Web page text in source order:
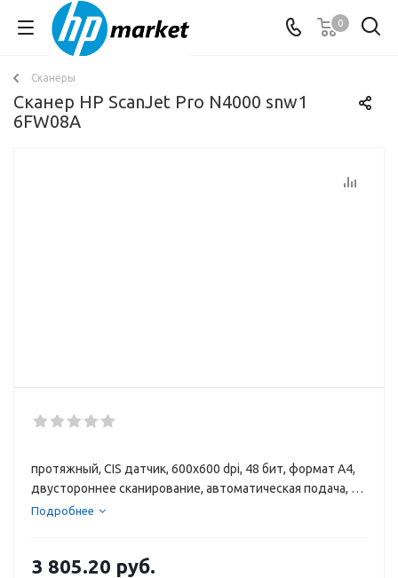
0
Сканеры
Сканер HP ScanJet Pro N4000 snw1
6FW08A
протяжный, CIS датчик, 600x600 dpi, 48 бит, формат A4,
двустороннее сканирование, автоматическая подача, 40
стр/мин (ч/б), 40 стр/мин (цвет), дисплей, память 512
Подробнее
3 805.20 руб.